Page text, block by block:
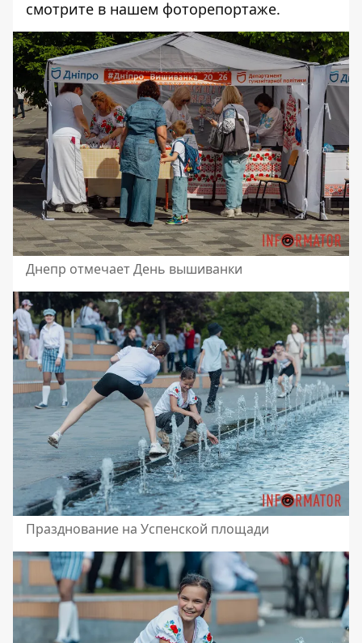
смотрите в нашем фоторепортаже.
Днепр отмечает День вышиванки
Празднование на Успенской площади